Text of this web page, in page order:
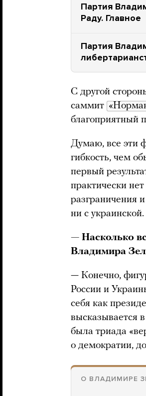
Партия
Раду. Главное
Партия
С другой
саммит
благоприятный
Думаю, все эти
гибкость, чем
первый
практически
разграничения
ни с
— Насколько
Владимира
— Конечно,
России и
себя как
высказывается
была триада
о демократии,
О ВЛАДИМИРЕ